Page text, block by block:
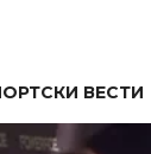
ВЕСТИ